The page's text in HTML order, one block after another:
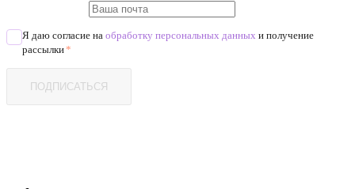
Я даю согласие на обработку персональных данных и получение
рассылки*
ПОДПИСАТЬСЯ